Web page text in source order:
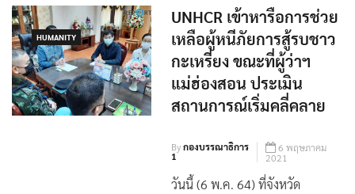
HUMANITY
UNHCR เข้าหารือการช่วย
เหลือผู้หนีภัยการสู้รบชาว
กะเหรี่ยง ขณะที่ผู้ว่าฯ
แม่ฮ่องสอน ประเมิน
สถานการณ์เริ่มคลี่คลาย
Byกองบรรณาธิการ
1
6 พฤษภาคม
2021
วันนี้ (6 พ.ค. 64) ที่จังหวัด